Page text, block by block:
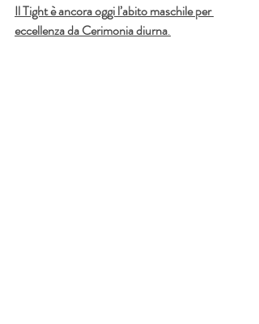
Il Tight è ancora oggi l’abito maschile per
eccellenza da Cerimonia diurna.